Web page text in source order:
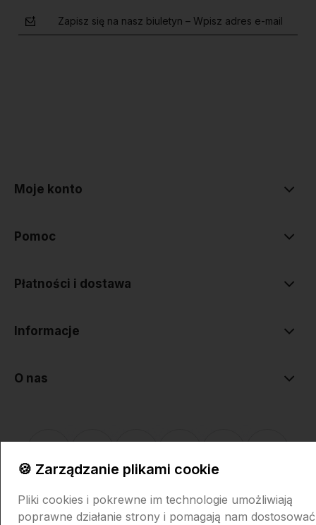
Zapisz się na nasz biuletyn – Wpisz adres e-mail
Moje konto
Pomoc
Płatności i dostawa
Informacje
O nas
Sklep internetowy Shoper.pl Szablon Shoper Modern 3.0™
GrowCommerce
🍪 Zarządzanie plikami cookie
Pliki cookies i pokrewne im technologie umożliwiają
poprawne działanie strony i pomagają nam dostosować